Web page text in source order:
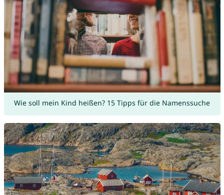
Wie soll mein Kind heißen? 15 Tipps für die Namenssuche